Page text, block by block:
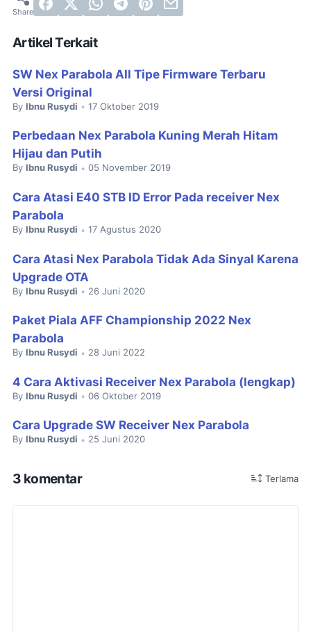
Artikel Terkait
SW Nex Parabola All Tipe Firmware Terbaru
Versi Original
By Ibnu Rusydi • 17 Oktober 2019
Perbedaan Nex Parabola Kuning Merah Hitam
Hijau dan Putih
By Ibnu Rusydi • 05 November 2019
Cara Atasi E40 STB ID Error Pada receiver Nex
Parabola
By Ibnu Rusydi • 17 Agustus 2020
Cara Atasi Nex Parabola Tidak Ada Sinyal Karena
Upgrade OTA
By Ibnu Rusydi • 26 Juni 2020
Paket Piala AFF Championship 2022 Nex
Parabola
By Ibnu Rusydi • 28 Juni 2022
4 Cara Aktivasi Receiver Nex Parabola (lengkap)
By Ibnu Rusydi • 06 Oktober 2019
Cara Upgrade SW Receiver Nex Parabola
By Ibnu Rusydi • 25 Juni 2020
3 komentar Terlama